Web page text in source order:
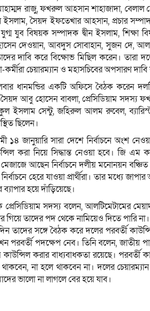
রাজু, ফখরুল আহসান শাহাজাদা, বেলাল
সৈয়দ ইফতেখার আহসান, প্রচার
যুব বিষয়ক সম্পাদক দ্বীন ইসলাম, শিক্ষা
দেওয়ান, আবদুস সোবাহান, সুজন দে,
দাবি করে বিক্ষোভ মিছিল করেন। তারা
চেয়ারম্যান ও মহাসচিবের অপসারণ
ধানমন্ডির একটি অফিসে বৈঠক করেন
সৈয়দ আবু হোসেন বাবলা, প্রেসিডিয়াম সদস্য
ইসলাম সেন্টু, জহিরুল আলম রুবেল,
ছিলেন।
১৪ জানুয়ারি সারা দেশে নির্বাচনে অংশ
করা নিয়ে সিদ্ধান্ত নেওয়া হবে। জি এম
আছেন নির্বাচনে দলীয় মনোনয়ন
হেরে যাওয়া প্রার্থীরা। তার মধ্যে
হয়ে দাঁড়িয়েছে।
প্রেসিডিয়াম সদস্য বলেন, আলটিমেটামের
গিয়ে তাদের পদ থেকে নামিয়েও দিতে পারি
দিন তাদের সঙ্গে বৈঠক করে দলের পরবর্তী
পরবর্তী পদক্ষেপ নেব। তিনি বলেন, জাতীয়
করার বাধ্যবাধকতা রয়েছে। পরবর্তী
না হলে থাকবেন না। দলের
ভালো না লাগলে বের হয়ে যাব।